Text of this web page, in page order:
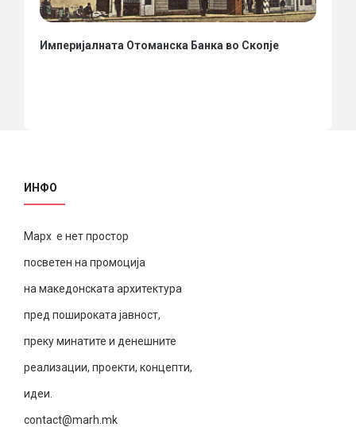
Империјалната Отоманска Банка во Скопје
ИНФО
Марх е нет простор
посветен на промоција
на македонската архитектура
пред пошироката јавност,
преку минатите и денешните
реализации, проекти, концепти,
идеи.
contact@marh.mk